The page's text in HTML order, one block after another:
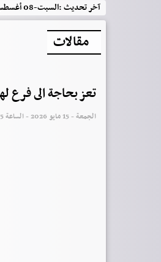
آخر تحديث :السبت-08 أغسطس 2026-10:40ص
مقالات
تعز بحاجة الى فرع
الجمعة - 15 مايو 2026 - الساعة 02:05 ص